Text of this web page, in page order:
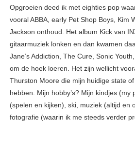
Opgroeien deed ik met eighties pop
vooral ABBA, early Pet Shop Boys, Kim
Jackson onthoud. Het album Kick van
gitaarmuziek lonken en dan kwamen
Jane’s Addiction, The Cure, Sonic
om de hoek loeren. Het zijn wellicht
Thurston Moore die mijn huidige state
hebben. Mijn hobby’s? Mijn kindjes (my
(spelen en kijken), ski, muziek (altijd en
fotografie (waarin ik me steeds verder